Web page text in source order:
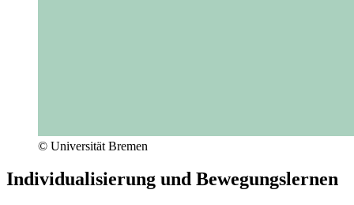
© Universität Bremen
Individualisierung und Bewegungslernen